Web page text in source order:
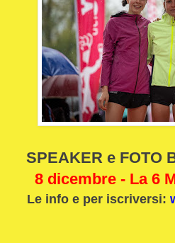
SPEAKER e FOTO
8 dicembre - La 6
Le info e per iscriversi: